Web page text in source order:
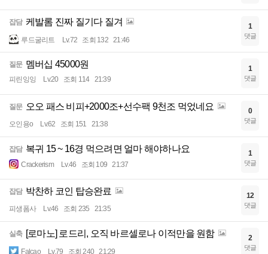
잡담 케발롬 진짜 질기다 질겨
루드굴리트 Lv.72 조회 132 21:46
1
댓글
질문 멤버십 45000원
피린잉잉 Lv.20 조회 114 21:39
1
댓글
질문 오오 패스 비피+2000조+선수팩 9천조 먹었네요
오인용o Lv.62 조회 151 21:38
0
댓글
잡담 복귀 15 ~ 16경 먹으려면 얼마 해야하나요
Crackerism Lv.46 조회 109 21:37
1
댓글
잡담 박찬하 코인 탑승완료
피생폼사 Lv.46 조회 235 21:35
12
댓글
실축 [로마노] 로드리, 오직 바르셀로나 이적만을 원함
Falcao Lv.79 조회 240 21:29
2
댓글